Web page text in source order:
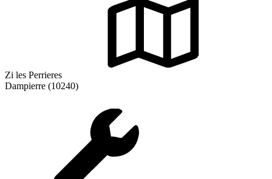
Zi les Perrieres
Dampierre (10240)